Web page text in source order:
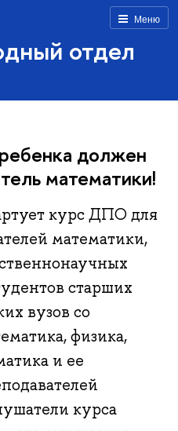
Меню
отдел
должен
математики!
курс ДПО для
математики,
старших
вузов со
физика,
и ее
курса